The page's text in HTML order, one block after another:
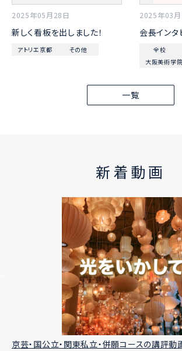
2025年05月28日
新しく看板を出しました！
アトリエ京都 その他
2025年03月
会長イン
全校
大阪美術学
一覧
新着動画
京芸・国公立・関東私立・併願コースの講評動